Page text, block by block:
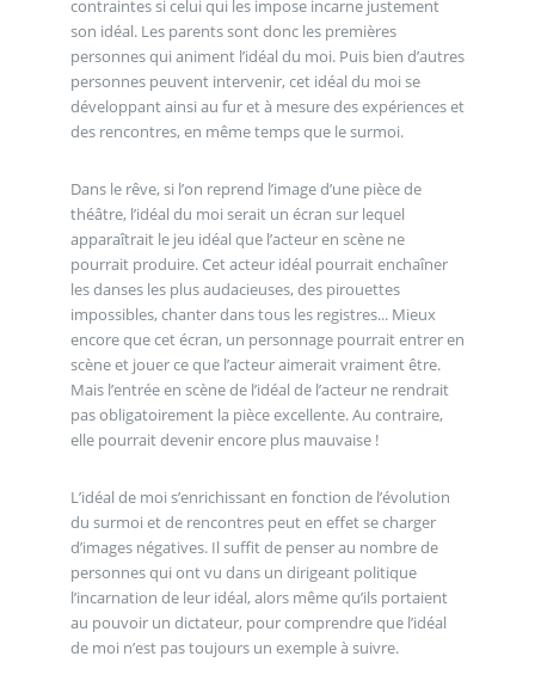
contraintes si celui qui les impose incarne justement
son idéal. Les parents sont donc les premières
personnes qui animent l’idéal du moi. Puis bien d’autres
personnes peuvent intervenir, cet idéal du moi se
développant ainsi au fur et à mesure des expériences et
des rencontres, en même temps que le surmoi.
Dans le rêve, si l’on reprend l’image d’une pièce de
théâtre, l’idéal du moi serait un écran sur lequel
apparaîtrait le jeu idéal que l’acteur en scène ne
pourrait produire. Cet acteur idéal pourrait enchaîner
les danses les plus audacieuses, des pirouettes
impossibles, chanter dans tous les registres... Mieux
encore que cet écran, un personnage pourrait entrer en
scène et jouer ce que l’acteur aimerait vraiment être.
Mais l’entrée en scène de l’idéal de l’acteur ne rendrait
pas obligatoirement la pièce excellente. Au contraire,
elle pourrait devenir encore plus mauvaise !
L’idéal de moi s’enrichissant en fonction de l’évolution
du surmoi et de rencontres peut en effet se charger
d’images négatives. Il suffit de penser au nombre de
personnes qui ont vu dans un dirigeant politique
l’incarnation de leur idéal, alors même qu’ils portaient
au pouvoir un dictateur, pour comprendre que l’idéal
de moi n’est pas toujours un exemple à suivre.